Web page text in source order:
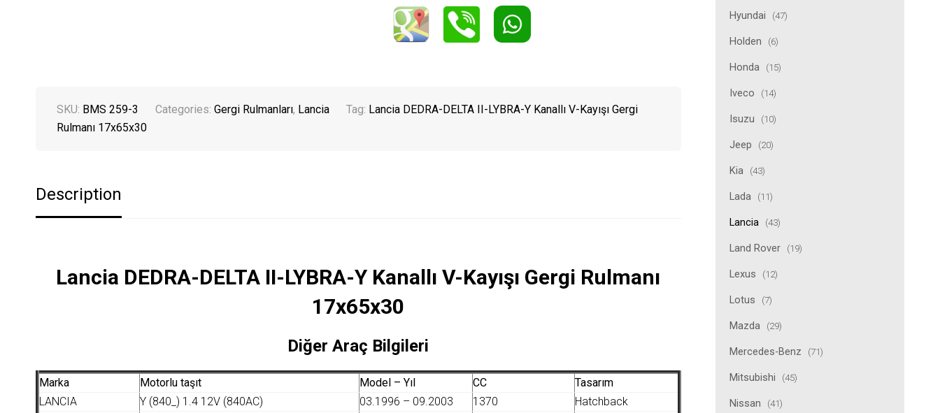
Hyundai (47)
Holden (6)
Honda (15)
Iveco (14)
Isuzu (10)
Jeep (20)
Kia (43)
Lada (11)
Lancia (43)
Land Rover (19)
Lexus (12)
Lotus (7)
Mazda (29)
Mercedes-Benz (71)
Mitsubishi (45)
Nissan (41)
SKU: BMS 259-3 Categories: Gergi Rulmanları, Lancia Tag: Lancia DEDRA-DELTA II-LYBRA-Y Kanallı V-Kayışı Gergi
Rulmanı 17x65x30
Description
Lancia DEDRA-DELTA II-LYBRA-Y Kanallı V-Kayışı Gergi Rulmanı
17x65x30
Diğer Araç Bilgileri
Marka Motorlu taşıt Model – Yıl CC
Tasarım
LANCIA
Y (840_) 1.4 12V (840AC) 03.1996 – 09.2003 1370
Hatchback